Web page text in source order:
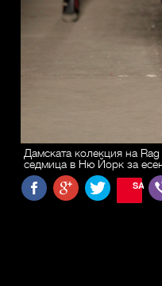
Дамската колекция на
седмица в Ню Йорк за
SAVE